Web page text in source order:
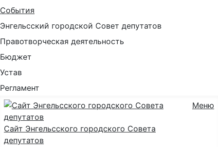
События
Энгельсский городской Совет депутатов
Правотворческая деятельность
Бюджет
Устав
Регламент
Сайт Энгельсского городского Совета
депутатов
Меню